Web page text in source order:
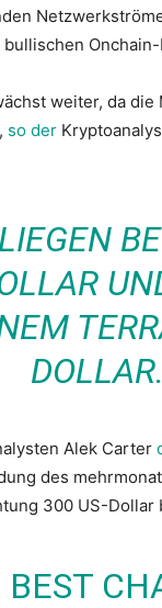
bullischen
weiter, da
so der
Alek Carter
des
300 US-Dollar